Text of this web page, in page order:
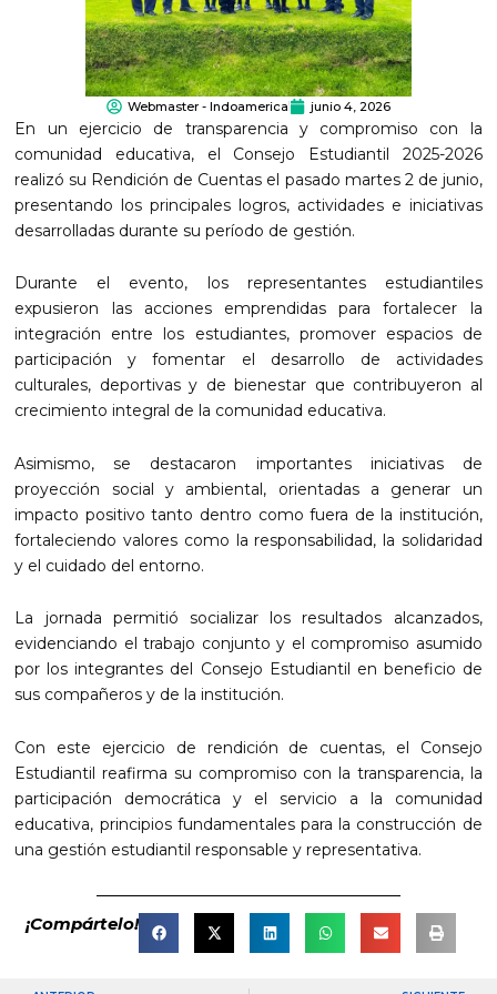
Webmaster - Indoamerica junio 4, 2026
En un ejercicio de transparencia y compromiso con la
comunidad educativa, el Consejo Estudiantil 2025-2026
realizó su Rendición de Cuentas el pasado martes 2 de junio,
presentando los principales logros, actividades e iniciativas
desarrolladas durante su período de gestión.
Durante el evento, los representantes estudiantiles
expusieron las acciones emprendidas para fortalecer la
integración entre los estudiantes, promover espacios de
participación y fomentar el desarrollo de actividades
culturales, deportivas y de bienestar que contribuyeron al
crecimiento integral de la comunidad educativa.
Asimismo, se destacaron importantes iniciativas de
proyección social y ambiental, orientadas a generar un
impacto positivo tanto dentro como fuera de la institución,
fortaleciendo valores como la responsabilidad, la solidaridad
y el cuidado del entorno.
La jornada permitió socializar los resultados alcanzados,
evidenciando el trabajo conjunto y el compromiso asumido
por los integrantes del Consejo Estudiantil en beneficio de
sus compañeros y de la institución.
Con este ejercicio de rendición de cuentas, el Consejo
Estudiantil reafirma su compromiso con la transparencia, la
participación democrática y el servicio a la comunidad
educativa, principios fundamentales para la construcción de
una gestión estudiantil responsable y representativa.
¡Compártelo!